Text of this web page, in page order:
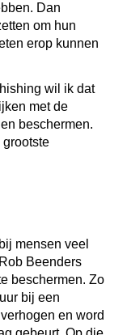
Dan
om hun
erop kunnen
wil ik dat
met de
beschermen.
mensen veel
Beenders
beschermen. Zo
bij een
en word